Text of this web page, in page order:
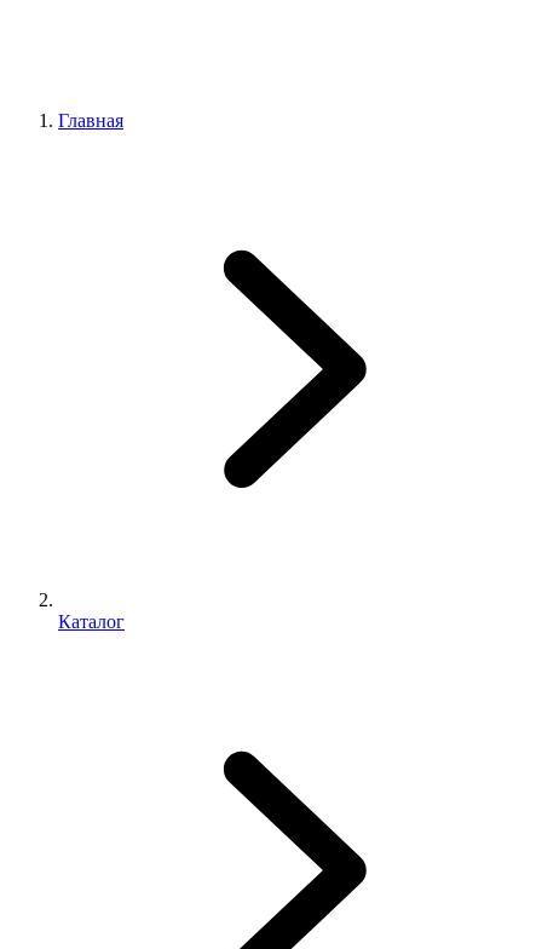
Главная
Каталог